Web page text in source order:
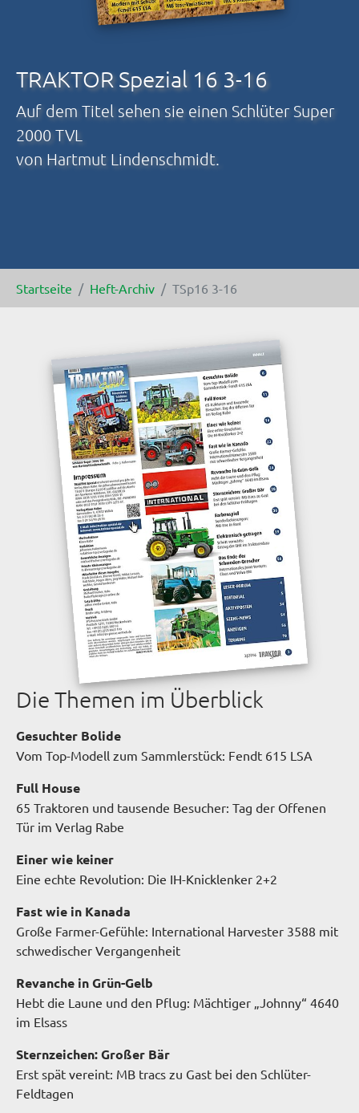
TRAKTOR Spezial 16 3-16
Auf dem Titel sehen sie einen Schlüter Super
2000 TVL
von Hartmut Lindenschmidt.
Startseite Heft-Archiv TSp16 3-16
Die Themen im Überblick
Gesuchter Bolide
Vom Top-Modell zum Sammlerstück: Fendt 615 LSA
Full House
65 Traktoren und tausende Besucher: Tag der Offenen
Tür im Verlag Rabe
Einer wie keiner
Eine echte Revolution: Die IH-Knicklenker 2+2
Fast wie in Kanada
Große Farmer-Gefühle: International Harvester 3588 mit
schwedischer Vergangenheit
Revanche in Grün-Gelb
Hebt die Laune und den Pflug: Mächtiger „Johnny“ 4640
im Elsass
Sternzeichen: Großer Bär
Erst spät vereint: MB tracs zu Gast bei den Schlüter-
Feldtagen